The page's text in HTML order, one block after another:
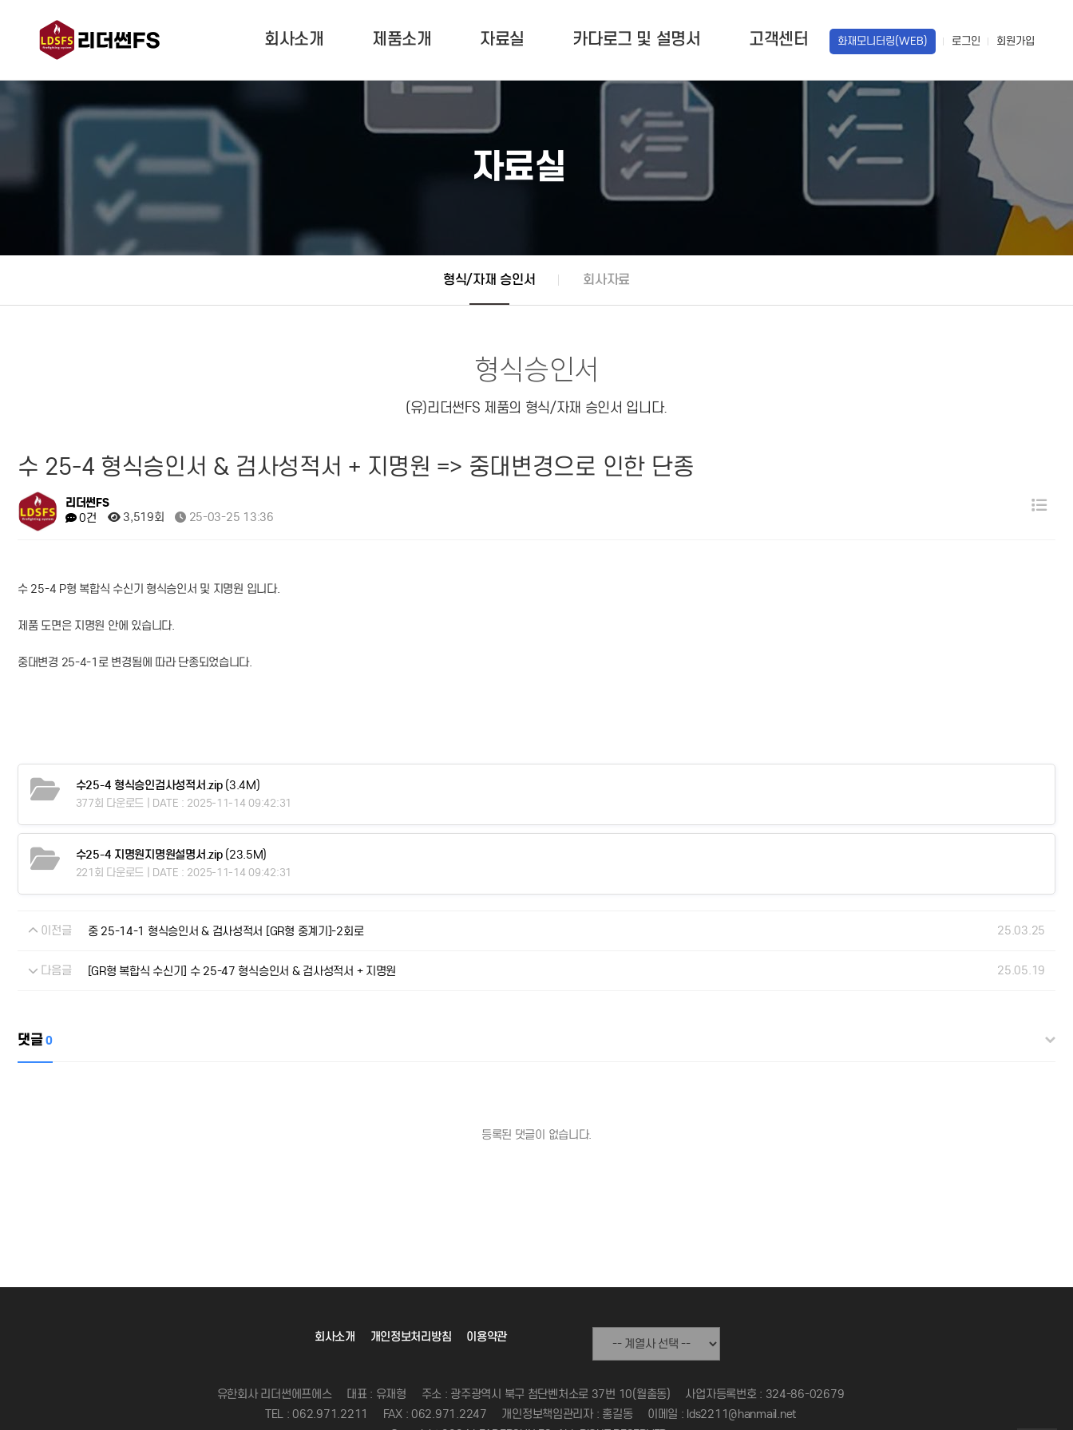
회사소개 제품소개 자료실 카다로그 및 설명서 고객센터
질문과답변 설치갤러리
화재모니터링(WEB) 로그인 회원가입
형식/자재 승인서 회사자료
자료실
형식승인서
(유)리더썬FS 제품의 형식/자재 승인서 입니다.
수 25-4 형식승인서 & 검사성적서 + 지명원 => 중대변경으로 인한 단종
리더썬FS
0건
3,519회 25-03-25 13:36
수 25-4 P형 복합식 수신기 형식승인서 및 지명원 입니다.
제품 도면은 지명원 안에 있습니다.
중대변경 25-4-1로 변경됨에 따라 단종되었습니다.
수25-4 형식승인검사성적서.zip(3.4M)
377회 다운로드 | DATE : 2025-11-14 09:42:31
수25-4 지명원지명원설명서.zip(23.5M)
221회 다운로드 | DATE : 2025-11-14 09:42:31
이전글 중 25-14-1 형식승인서 & 검사성적서 [GR형 중계기]-2회로 25.03.25
다음글 [GR형 복합식 수신기] 수 25-47 형식승인서 & 검사성적서 + 지명원 25.05.19
댓글0
등록된 댓글이 없습니다.
회사소개 개인정보처리방침 이용약관
유한회사 리더썬에프에스 대표 : 유재형 주소 : 광주광역시 북구 첨단벤처소로 37번 10(월출동)
사업자등록번호 : 324-86-02679
TEL : 062.971.2211
FAX : 062.971.2247 개인정보책임관리자 : 홍길동
이메일 : lds2211@hanmail.net